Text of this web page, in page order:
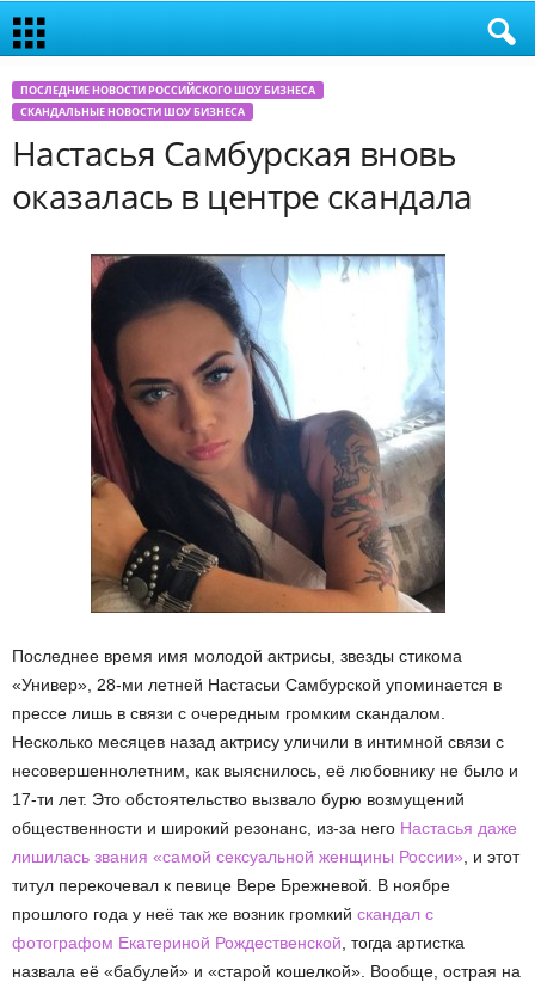
ПОСЛЕДНИЕ НОВОСТИ РОССИЙСКОГО ШОУ БИЗНЕСА
СКАНДАЛЬНЫЕ НОВОСТИ ШОУ БИЗНЕСА
Настасья Самбурская вновь
оказалась в центре скандала
Последнее время имя молодой актрисы, звезды стикома
«Универ», 28-ми летней Настасьи Самбурской упоминается в
прессе лишь в связи с очередным громким скандалом.
Несколько месяцев назад актрису уличили в интимной связи с
несовершеннолетним, как выяснилось, её любовнику не было и
17-ти лет. Это обстоятельство вызвало бурю возмущений
общественности и широкий резонанс, из-за него Настасья даже
лишилась звания «самой сексуальной женщины России» , и этот
титул перекочевал к певице Вере Брежневой. В ноябре
прошлого года у неё так же возник громкий скандал с
фотографом Екатериной Рождественской , тогда артистка
назвала её «бабулей» и «старой кошелкой». Вообще, острая на